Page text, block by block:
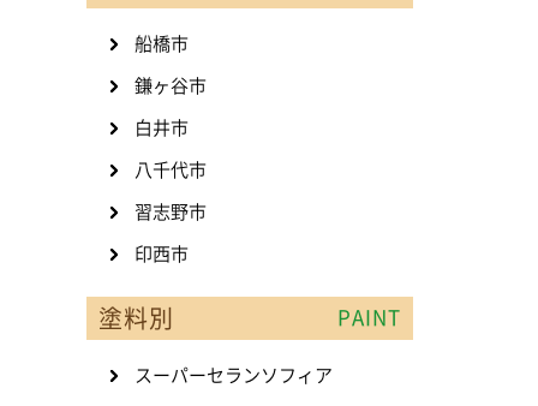
船橋市
鎌ヶ谷市
白井市
八千代市
習志野市
印西市
塗料別 PAINT
スーパーセランソフィア